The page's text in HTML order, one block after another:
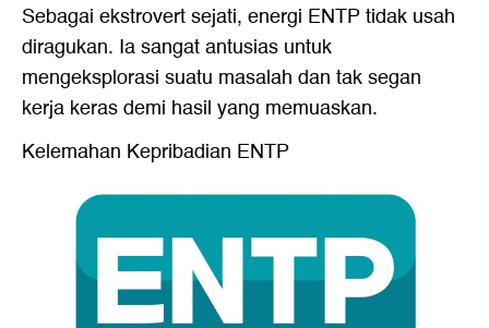
Sebagai ekstrovert sejati, energi ENTP tidak usah
diragukan. Ia sangat antusias untuk
mengeksplorasi suatu masalah dan tak segan
kerja keras demi hasil yang memuaskan.
Kelemahan Kepribadian ENTP